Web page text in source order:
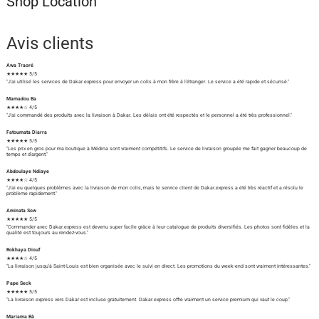
Avis clients
Awa Traoré
★★★★★ 5/5
"J'ai utilisé les services de Dakar.express pour envoyer un colis à mon frère à l'étranger. Le service a été rapide et sécurisé."
Mamadou Ba
★★★★☆ 4/5
"J'ai commandé des produits avec la livraison à Dakar. Les délais ont été respectés et le personnel a été très professionnel."
Fatoumata Diarra
★★★★★ 5/5
"Les prix en gros pour ma boutique à Médina sont vraiment compétitifs. Le service de livraison groupée me fait gagner beaucoup de
temps et d'argent."
Abdoulaye Ndiaye
★★★★☆ 4/5
"J'ai eu quelques problèmes avec la livraison de mon colis, mais le service client de Dakar.express a été très réactif et a résolu le
problème rapidement."
Aminata Sow
★★★★★ 5/5
"Commander avec Dakar.express est devenu super facile grâce à leur catalogue de produits diversifiés. Les photos sont fidèles et la
qualité est toujours au rendez-vous."
Rokhaya Diouf
★★★★☆ 4/5
"La livraison jusqu'à Saint-Louis est bien organisée avec le suivi en direct. Les promotions du week-end sont vraiment intéressantes."
Pape Seck
★★★★★ 5/5
"La livraison express vers Dakar est incluse gratuitement. Dakar.express offre vraiment un service premium qui vaut le coup."
Mariama Bâ